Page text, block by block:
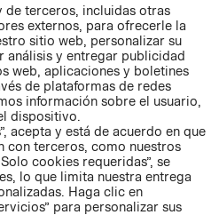
POLÍTICA
de terceros, incluidas otras
externos, para ofrecerle la
sitio web, personalizar su
análisis y entregar publicidad
web, aplicaciones y boletines
de plataformas de redes
información sobre el usuario,
dispositivo.
acepta y está de acuerdo en que
con terceros, como nuestros
cookies requeridas”, se
lo que limita nuestra entrega
Haga clic en
para personalizar sus